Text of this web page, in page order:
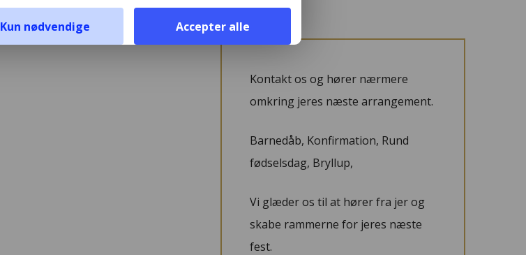
Kontakt os og hører nærmere
omkring jeres næste arrangement.
Barnedåb, Konfirmation, Rund
fødselsdag, Bryllup,
Vi glæder os til at hører fra jer og
skabe rammerne for jeres næste
fest.
Kun nødvendige Accepter alle